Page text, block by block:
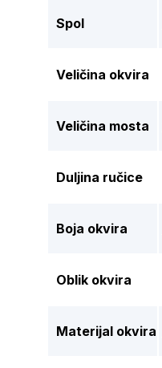
Spol
Veličina okvira
Veličina mosta
Duljina ručice
Boja okvira
Oblik okvira
Materijal okvira